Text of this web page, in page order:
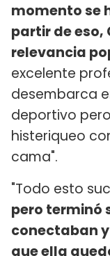
momento se
partir de eso,
relevancia
excelente
desembarca
deportivo
histeriqueo
cama".
"Todo esto
pero terminó
conectaban
que ella